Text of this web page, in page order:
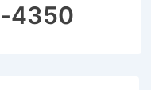
4350